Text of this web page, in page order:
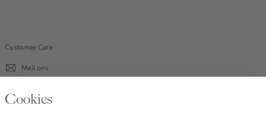
Customer Care
Mail ons
020 - 3412 670
Cookies